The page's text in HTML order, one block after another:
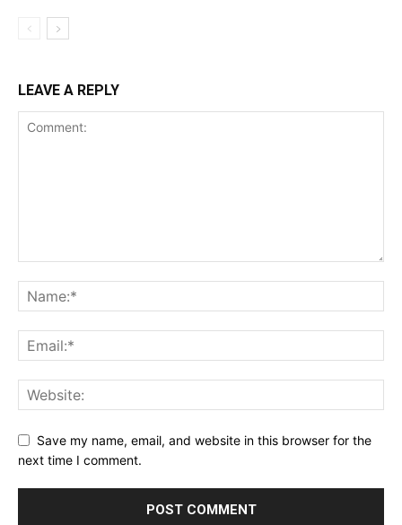
LEAVE A REPLY
Save my name, email, and website in this browser for the
next time I comment.